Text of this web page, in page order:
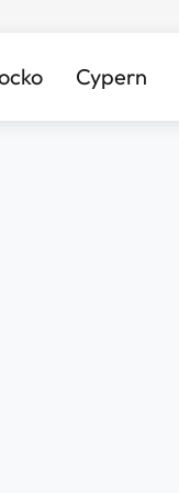
Cypern